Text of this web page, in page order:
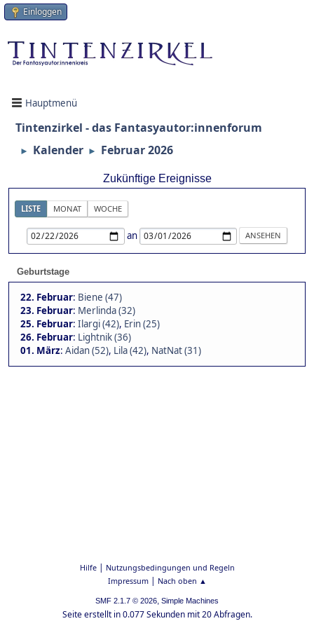
Einloggen
Hauptmenü
Tintenzirkel - das Fantasyautor:innenforum
► Kalender ► Februar 2026
Zukünftige Ereignisse
LISTE MONAT WOCHE
an
Geburtstage
22. Februar: Biene (47)
23. Februar: Merlinda (32)
25. Februar: Ilargi (42), Erin (25)
26. Februar: Lightnik (36)
01. März: Aidan (52), Lila (42), NatNat (31)
Hilfe| Nutzungsbedingungen und Regeln
Impressum| Nach oben ▲
SMF 2.1.7 © 2026, Simple Machines
Seite erstellt in 0.077 Sekunden mit 20 Abfragen.